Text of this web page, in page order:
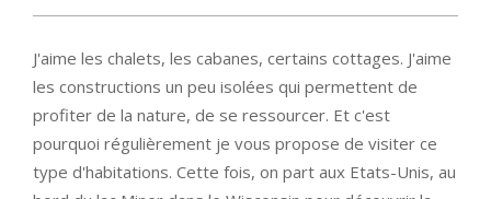
J'aime les chalets, les cabanes, certains cottages. J'aime
les constructions un peu isolées qui permettent de
profiter de la nature, de se ressourcer. Et c'est
pourquoi régulièrement je vous propose de visiter ce
type d'habitations. Cette fois, on part aux Etats-Unis, au